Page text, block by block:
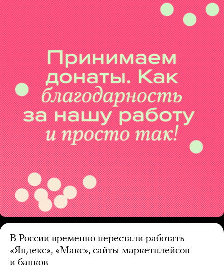
В России временно перестали работать
«Яндекс», «Макс», сайты маркетплейсов
и банков